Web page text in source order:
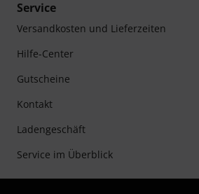
Service
Versandkosten und Lieferzeiten
Hilfe-Center
Gutscheine
Kontakt
Ladengeschäft
Service im Überblick